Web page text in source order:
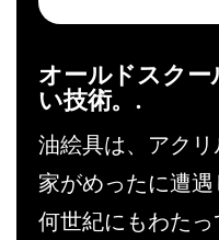
オールドスクー
い技術。.
油絵具は、アク
家がめったに遭遇
何世紀にもわた